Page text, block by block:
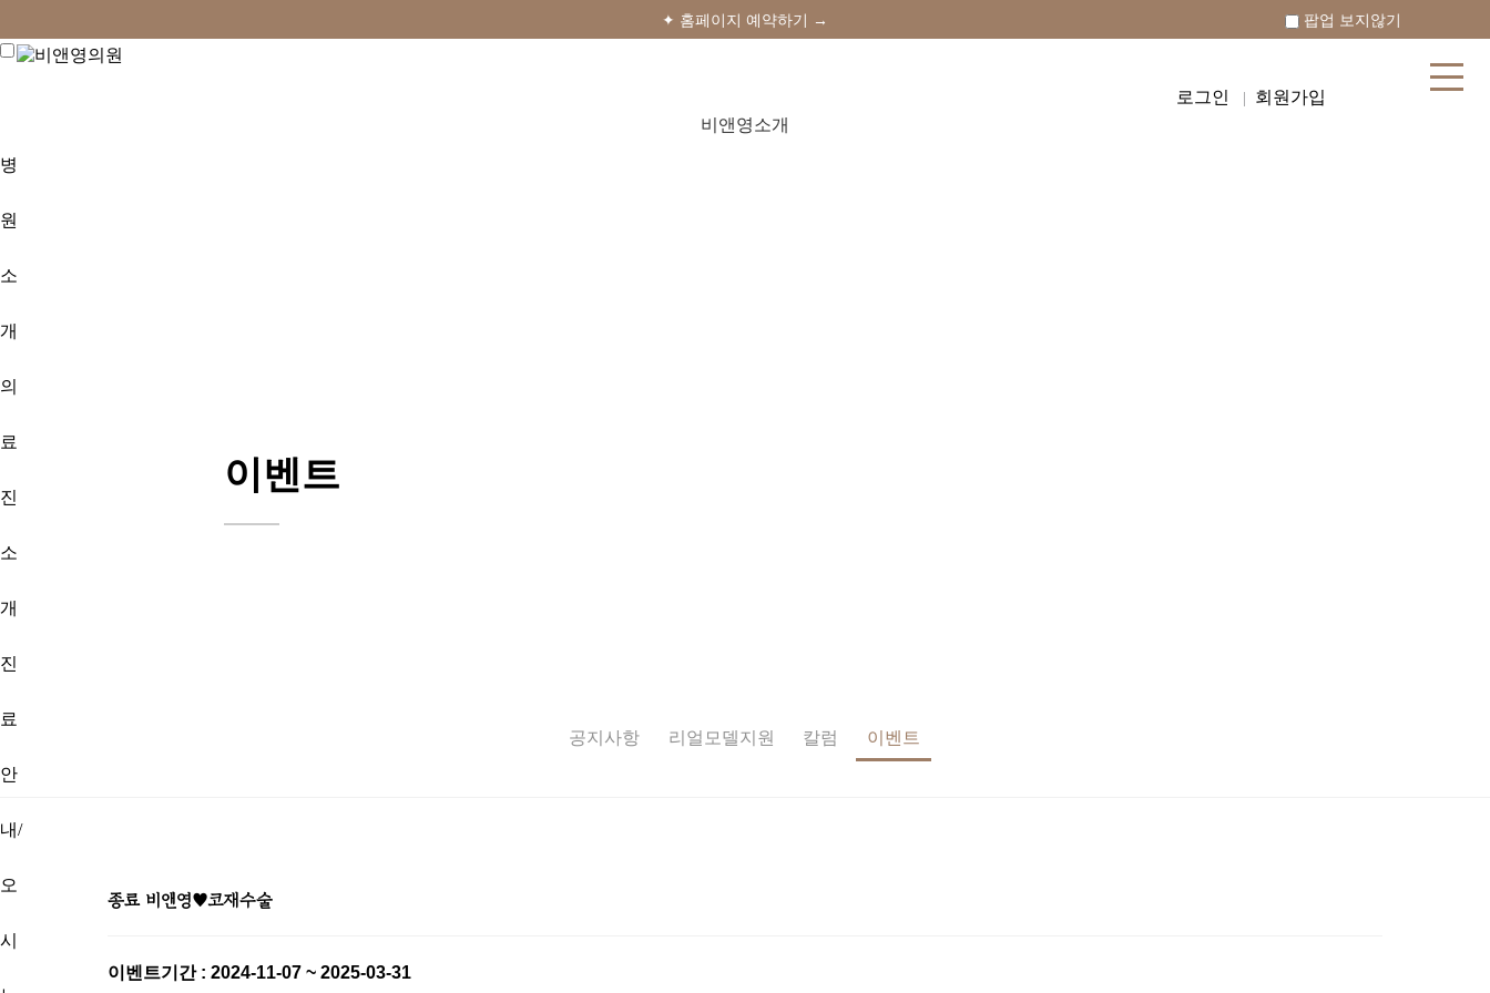
✦ 홈페이지 예약하기 →
팝업 보지않기
비앤영소개
병
원
소
개
의
료
진
소
개
진
료
안
내/
오
시
로그인 회원가입
이벤트
공지사항 리얼모델지원 칼럼 이벤트
종료비앤영♥코재수술
이벤트기간 : 2024-11-07 ~ 2025-03-31